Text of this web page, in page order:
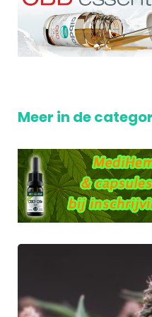
Meer in de